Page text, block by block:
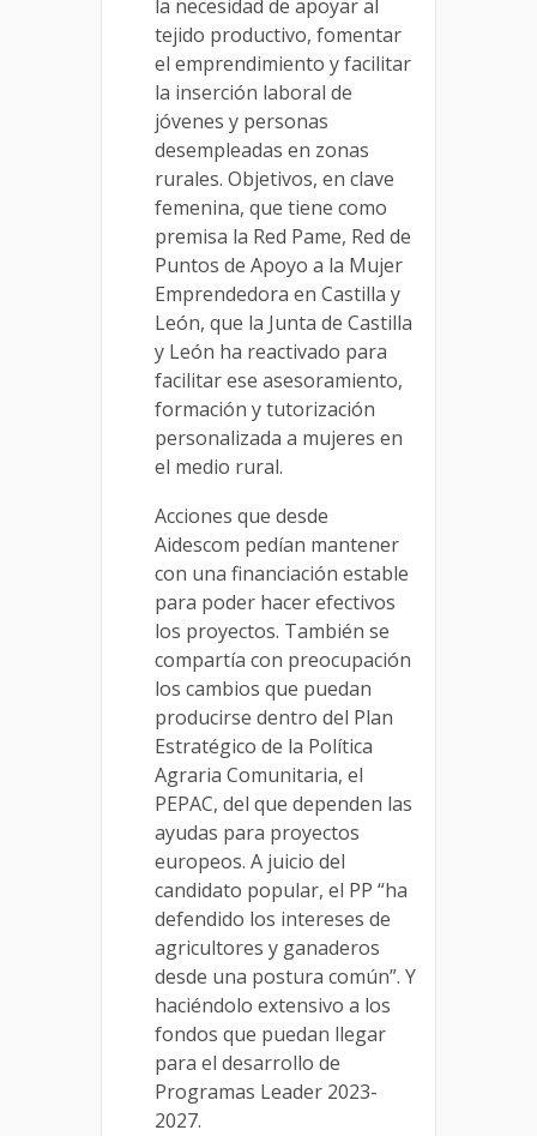
la necesidad de apoyar al
tejido productivo, fomentar
el emprendimiento y facilitar
la inserción laboral de
jóvenes y personas
desempleadas en zonas
rurales. Objetivos, en clave
femenina, que tiene como
premisa la Red Pame, Red de
Puntos de Apoyo a la Mujer
Emprendedora en Castilla y
León, que la Junta de Castilla
y León ha reactivado para
facilitar ese asesoramiento,
formación y tutorización
personalizada a mujeres en
el medio rural.
Acciones que desde
Aidescom pedían mantener
con una financiación estable
para poder hacer efectivos
los proyectos. También se
compartía con preocupación
los cambios que puedan
producirse dentro del Plan
Estratégico de la Política
Agraria Comunitaria, el
PEPAC, del que dependen las
ayudas para proyectos
europeos. A juicio del
candidato popular, el PP “ha
defendido los intereses de
agricultores y ganaderos
desde una postura común”. Y
haciéndolo extensivo a los
fondos que puedan llegar
para el desarrollo de
Programas Leader 2023-
2027.